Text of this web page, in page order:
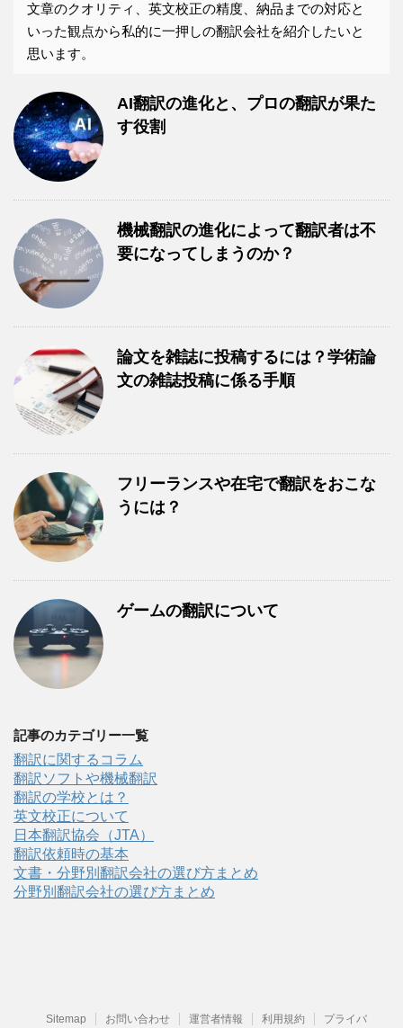
文章のクオリティ、英文校正の精度、納品までの対応と
いった観点から私的に一押しの翻訳会社を紹介したいと
思います。
AI翻訳の進化と、プロの翻訳が果た
す役割
機械翻訳の進化によって翻訳者は不
要になってしまうのか？
論文を雑誌に投稿するには？学術論
文の雑誌投稿に係る手順
フリーランスや在宅で翻訳をおこな
うには？
ゲームの翻訳について
記事のカテゴリー一覧
翻訳に関するコラム
翻訳ソフトや機械翻訳
翻訳の学校とは？
英文校正について
日本翻訳協会（JTA）
翻訳依頼時の基本
文書・分野別翻訳会社の選び方まとめ
分野別翻訳会社の選び方まとめ
Sitemap お問い合わせ 運営者情報 利用規約 プライバ